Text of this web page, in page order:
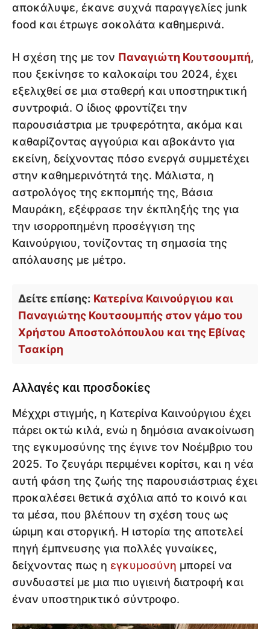
αποκάλυψε, έκανε συχνά παραγγελίες junk
food και έτρωγε σοκολάτα καθημερινά.
Η σχέση της με τον Παναγιώτη Κουτσουμπή,
που ξεκίνησε το καλοκαίρι του 2024, έχει
εξελιχθεί σε μια σταθερή και υποστηρικτική
συντροφιά. Ο ίδιος φροντίζει την
παρουσιάστρια με τρυφερότητα, ακόμα και
καθαρίζοντας αγγούρια και αβοκάντο για
εκείνη, δείχνοντας πόσο ενεργά συμμετέχει
στην καθημερινότητά της. Μάλιστα, η
αστρολόγος της εκπομπής της, Βάσια
Μαυράκη, εξέφρασε την έκπληξής της για
την ισορροπημένη προσέγγιση της
Καινούργιου, τονίζοντας τη σημασία της
απόλαυσης με μέτρο.
Δείτε επίσης: Κατερίνα Καινούργιου και
Παναγιώτης Κουτσουμπής στον γάμο του
Χρήστου Αποστολόπουλου και της Εβίνας
Τσακίρη
Αλλαγές και προσδοκίες
Μέχχρι στιγμής, η Κατερίνα Καινούργιου έχει
πάρει οκτώ κιλά, ενώ η δημόσια ανακοίνωση
της εγκυμοσύνης της έγινε τον Νοέμβριο του
2025. Το ζευγάρι περιμένει κορίτσι, και η νέα
αυτή φάση της ζωής της παρουσιάστριας έχει
προκαλέσει θετικά σχόλια από το κοινό και
τα μέσα, που βλέπουν τη σχέση τους ως
ώριμη και στοργική. Η ιστορία της αποτελεί
πηγή έμπνευσης για πολλές γυναίκες,
δείχνοντας πως η εγκυμοσύνη μπορεί να
συνδυαστεί με μια πιο υγιεινή διατροφή και
έναν υποστηρικτικό σύντροφο.